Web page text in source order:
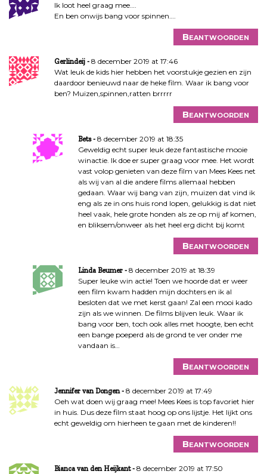
Ik loot heel graag mee….
En ben onwijs bang voor spinnen….
Beantwoorden
Gerlindeij
8 december 2019 at 17:46
Wat leuk de kids hier hebben het voorstukje gezien en zijn
daardoor benieuwd naar de heke film. Waar ik bang voor
ben? Muizen,spinnen,ratten brrrrr
Beantwoorden
Bets
8 december 2019 at 18:35
Geweldig echt super leuk deze fantastische mooie
winactie. Ik doe er super graag voor mee. Het wordt
vast volop genieten van deze film van Mees Kees net
als wij van al die andere films allemaal hebben
gedaan. Waar wij bang van zijn, muizen dat vind ik
eng als ze in ons huis rond lopen, gelukkig is dat niet
heel vaak, hele grote honden als ze op mij af komen,
en bliksem/onweer als het heel erg dicht bij komt
Beantwoorden
Linda Beumer
8 december 2019 at 18:39
Super leuke win actie! Toen we hoorde dat er weer
een film kwam hadden mijn dochters en ik al
besloten dat we met kerst gaan! Zal een mooi kado
zijn als we winnen. De films blijven leuk. Waar ik
bang voor ben, toch ook alles met hoogte, ben echt
een bange poeperd als de grond te ver onder me
vandaan is…
Beantwoorden
Jennifer van Dongen
8 december 2019 at 17:49
Oeh wat doen wij graag mee! Mees Kees is top favoriet hier
in huis. Dus deze film staat hoog op ons lijstje. Het lijkt ons
echt geweldig om hierheen te gaan met de kinderen!!
Beantwoorden
Bianca van den Heijkant
8 december 2019 at 17:50